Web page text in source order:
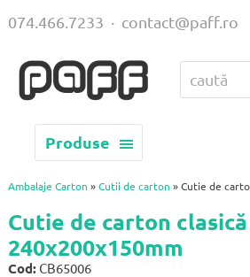
Produse
074.466.7233 · contact@paff.ro
Ambalaje Carton » Cutii de carton » Cutie de
Cutie de carton
240x200x150mm
Cod: CB65006